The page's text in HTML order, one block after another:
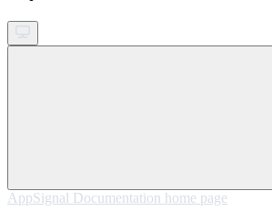
AppSignal Documentation home page